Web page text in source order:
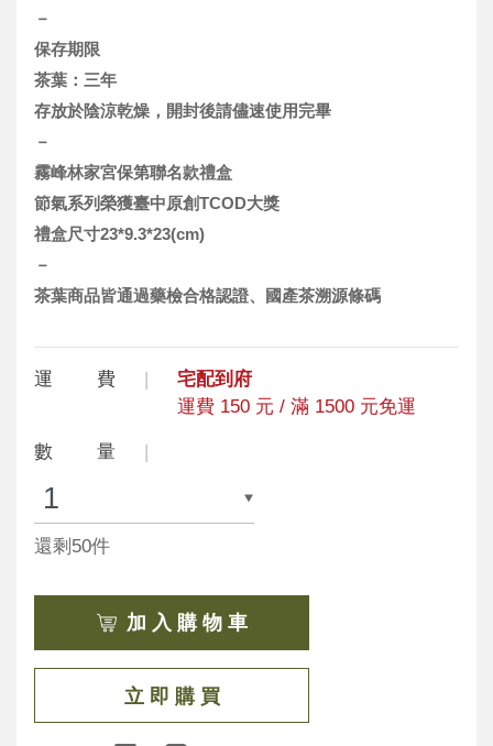
－
保存期限
茶葉：三年
存放於陰涼乾燥，開封後請儘速使用完畢
－
霧峰林家宮保第聯名款禮盒
節氣系列榮獲臺中原創TCOD大獎
禮盒尺寸23*9.3*23(cm)
－
茶葉商品皆通過藥檢合格認證、國產茶溯源條碼
運 費
宅配到府
運費 150 元 / 滿 1500 元免運
數 量
還剩50件
加 入 購 物 車
立 即 購 買